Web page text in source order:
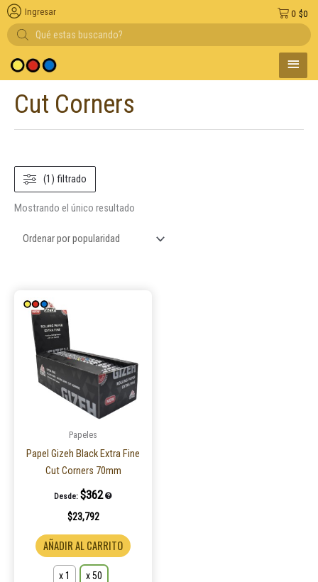
Búsqueda
de
productos
de pago
$0
0
Ingresar
MENÚ
Cut Corners
(1) filtrado
Mostrando el único resultado
Papeles
Papel Gizeh Black Extra Fine
Cut Corners 70mm
Desde: $362
$23,792
AÑADIR AL CARRITO
variantes.
Las
opciones
elegir
x 1 x 50